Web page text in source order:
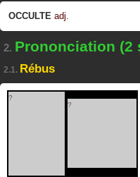
OCCULTE adj.
2. Prononciation (2
2.1. Rébus
?
?